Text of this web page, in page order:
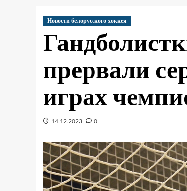
Новости белорусского хоккея
прервали
играх
14.12.2023 0